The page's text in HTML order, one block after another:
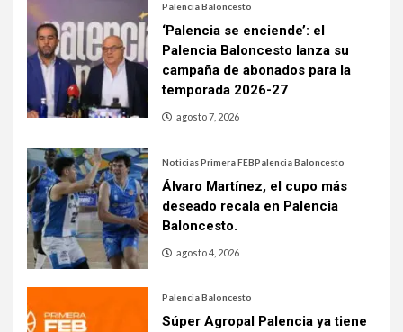
Palencia Baloncesto
‘Palencia se enciende’: el
Palencia Baloncesto lanza su
campaña de abonados para la
temporada 2026-27
agosto 7, 2026
Noticias Primera FEBPalencia Baloncesto
Álvaro Martínez, el cupo más
deseado recala en Palencia
Baloncesto.
agosto 4, 2026
Palencia Baloncesto
Súper Agropal Palencia ya tiene